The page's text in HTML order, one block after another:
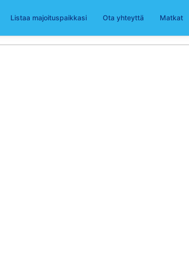
Listaa majoituspaikkasi Ota yhteyttä Matkat